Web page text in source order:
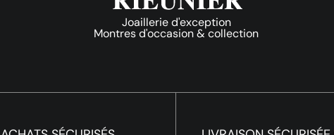
Joaillerie d'exception
Montres d'occasion & collection